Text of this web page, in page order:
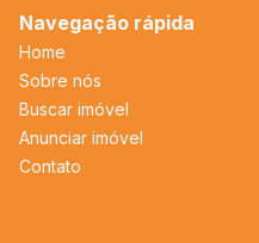
Navegação rápida
Home
Sobre nós
Buscar imóvel
Anunciar imóvel
Contato